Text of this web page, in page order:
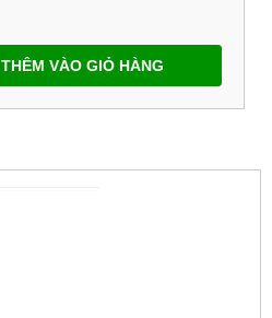
THÊM VÀO GIỎ HÀNG